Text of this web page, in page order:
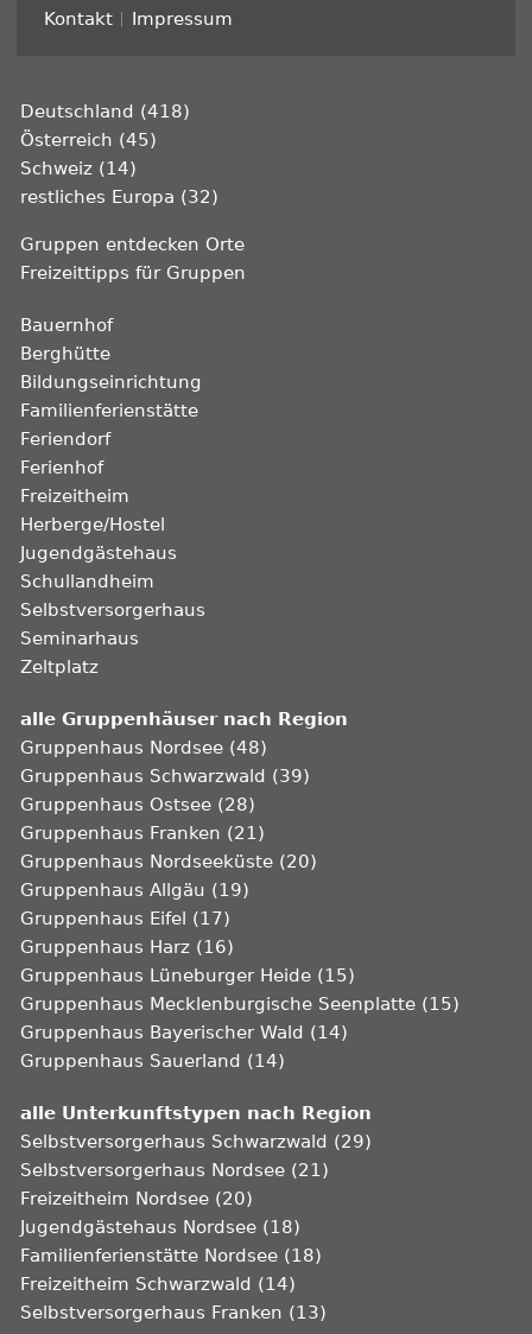
Kontakt
Impressum
Deutschland (418)
Österreich (45)
Schweiz (14)
restliches Europa (32)
Gruppen entdecken Orte
Freizeittipps für Gruppen
Bauernhof
Berghütte
Bildungseinrichtung
Familienferienstätte
Feriendorf
Ferienhof
Freizeitheim
Herberge/Hostel
Jugendgästehaus
Schullandheim
Selbstversorgerhaus
Seminarhaus
Zeltplatz
alle Gruppenhäuser nach Region
Gruppenhaus Nordsee (48)
Gruppenhaus Schwarzwald (39)
Gruppenhaus Ostsee (28)
Gruppenhaus Franken (21)
Gruppenhaus Nordseeküste (20)
Gruppenhaus Allgäu (19)
Gruppenhaus Eifel (17)
Gruppenhaus Harz (16)
Gruppenhaus Lüneburger Heide (15)
Gruppenhaus Mecklenburgische Seenplatte (15)
Gruppenhaus Bayerischer Wald (14)
Gruppenhaus Sauerland (14)
alle Unterkunftstypen nach Region
Selbstversorgerhaus Schwarzwald (29)
Selbstversorgerhaus Nordsee (21)
Freizeitheim Nordsee (20)
Jugendgästehaus Nordsee (18)
Familienferienstätte Nordsee (18)
Freizeitheim Schwarzwald (14)
Selbstversorgerhaus Franken (13)